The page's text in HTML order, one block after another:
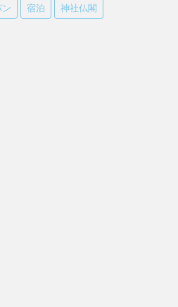
宿泊 神社仏閣